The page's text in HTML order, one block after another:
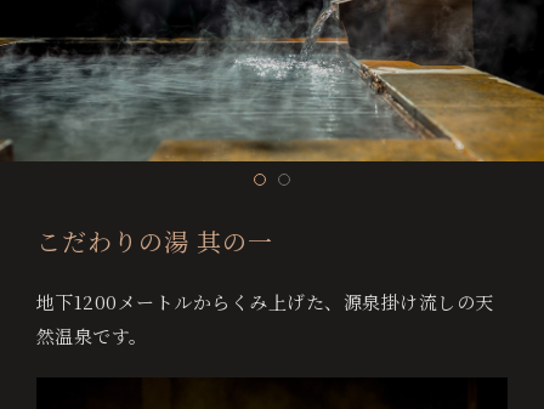
お
問
い
合
ベ
ス
ト
レ
保
交
通
案
内
よ
く
あ
る
採
用
情
報
プ
ラ
イ
バ
ポ
シ
ー
サ
イ
ト
マ
日
付
定
宿泊数
こだわりの湯 其の一
地下1200メートルからくみ上げた、源泉掛け流しの天
然温泉です。